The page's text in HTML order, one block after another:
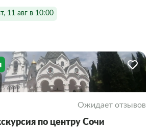
11 авг в 10:00
Ожидает отзывов
по центру Сочи